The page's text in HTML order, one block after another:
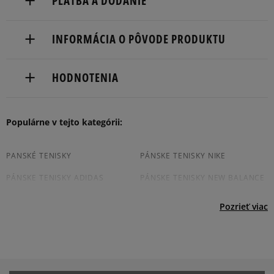
Dostupné spôsoby doručenia:
boxy: Z-BOX),
slovenská pošta - na adresu,
Dostupné spôsoby platby:
prevod,
INFORMÁCIA O PÔVODE PRODUKTU
Hoogoorddreef 9a
serviceinfo@onlineshop.adidas.com
HODNOTENIA
Produkt nemá žiadne recenzie
Populárne v tejto kategórii:
PANSKÉ TENISKY PÁNSKE TENISKY NIKE
PÁNSKE TENISKY ADIDAS PÁNSKE TENISKY NEW BALANCE
Pozrieť viac